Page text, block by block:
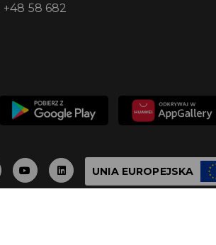
+48 58 682
UNIA EUROPEJSKA